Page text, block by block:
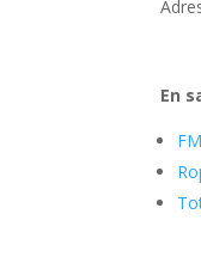
En